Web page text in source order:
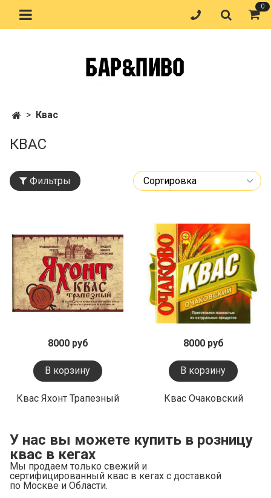
0
Квас
КВАС
Фильтры
8000 руб
В корзину
Квас Яхонт Трапезный
8000 руб
В корзину
Квас Очаковский
У нас вы можете купить в розницу
квас в кегах
Мы продаем только свежий и
сертифицированный квас в кегах с доставкой
по Москве и Области.